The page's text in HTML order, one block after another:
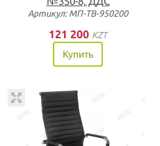
Артикул: МП-ТВ-950200
121 200 KZT
Купить